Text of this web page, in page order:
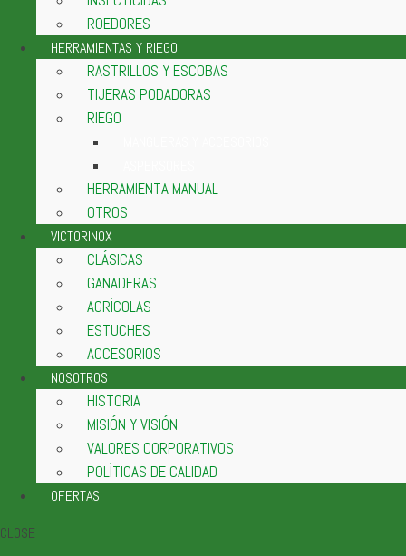
ROEDORES
HERRAMIENTAS Y RIEGO
RASTRILLOS Y ESCOBAS
TIJERAS PODADORAS
RIEGO
HERRAMIENTA MANUAL
OTROS
VICTORINOX
CLÁSICAS
GANADERAS
AGRÍCOLAS
ESTUCHES
ACCESORIOS
NOSOTROS
HISTORIA
MISIÓN Y VISIÓN
VALORES CORPORATIVOS
POLÍTICAS DE CALIDAD
OFERTAS
CLOSE